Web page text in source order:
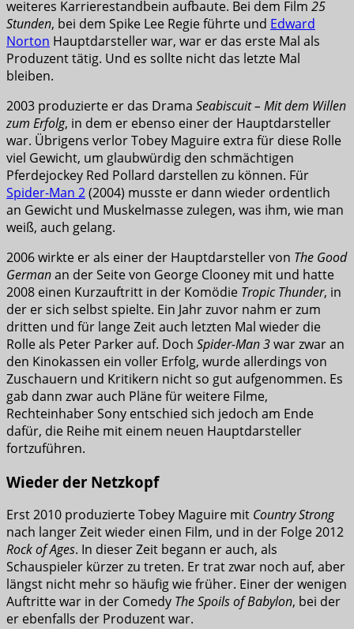
weiteres Karrierestandbein aufbaute. Bei dem Film 25
Stunden, bei dem Spike Lee Regie führte und Edward
Norton Hauptdarsteller war, war er das erste Mal als
Produzent tätig. Und es sollte nicht das letzte Mal
bleiben.
2003 produzierte er das Drama Seabiscuit – Mit dem Willen
zum Erfolg, in dem er ebenso einer der Hauptdarsteller
war. Übrigens verlor Tobey Maguire extra für diese Rolle
viel Gewicht, um glaubwürdig den schmächtigen
Pferdejockey Red Pollard darstellen zu können. Für
Spider-Man 2(2004) musste er dann wieder ordentlich
an Gewicht und Muskelmasse zulegen, was ihm, wie man
weiß, auch gelang.
2006 wirkte er als einer der Hauptdarsteller von The Good
Germanan der Seite von George Clooney mit und hatte
2008 einen Kurzauftritt in der Komödie Tropic Thunder, in
der er sich selbst spielte. Ein Jahr zuvor nahm er zum
dritten und für lange Zeit auch letzten Mal wieder die
Rolle als Peter Parker auf. Doch Spider-Man 3war zwar an
den Kinokassen ein voller Erfolg, wurde allerdings von
Zuschauern und Kritikern nicht so gut aufgenommen. Es
gab dann zwar auch Pläne für weitere Filme,
Rechteinhaber Sony entschied sich jedoch am Ende
dafür, die Reihe mit einem neuen Hauptdarsteller
fortzuführen.
Wieder der Netzkopf
Erst 2010 produzierte Tobey Maguire mit Country Strong
nach langer Zeit wieder einen Film, und in der Folge 2012
Rock of Ages. In dieser Zeit begann er auch, als
Schauspieler kürzer zu treten. Er trat zwar noch auf, aber
längst nicht mehr so häufig wie früher. Einer der wenigen
Auftritte war in der Comedy The Spoils of Babylon, bei der
er ebenfalls der Produzent war.